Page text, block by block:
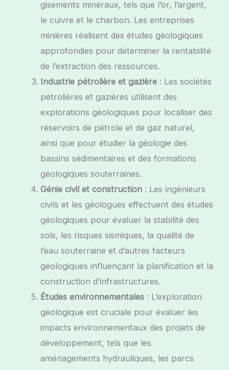
gisements minéraux, tels que l’or, l’argent,
le cuivre et le charbon. Les entreprises
minières réalisent des études géologiques
approfondies pour déterminer la rentabilité
de l’extraction des ressources.
Industrie pétrolière et gazière : Les sociétés
pétrolières et gazières utilisent des
explorations géologiques pour localiser des
réservoirs de pétrole et de gaz naturel,
ainsi que pour étudier la géologie des
bassins sédimentaires et des formations
géologiques souterraines.
Génie civil et construction : Les ingénieurs
civils et les géologues effectuent des études
géologiques pour évaluer la stabilité des
sols, les risques sismiques, la qualité de
l’eau souterraine et d’autres facteurs
géologiques influençant la planification et la
construction d’infrastructures.
Études environnementales : L’exploration
géologique est cruciale pour évaluer les
impacts environnementaux des projets de
développement, tels que les
aménagements hydrauliques, les parcs